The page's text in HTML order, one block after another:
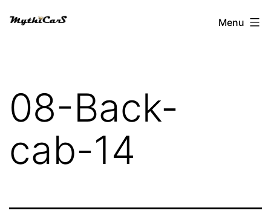
Menu
08-Back-
cab-14